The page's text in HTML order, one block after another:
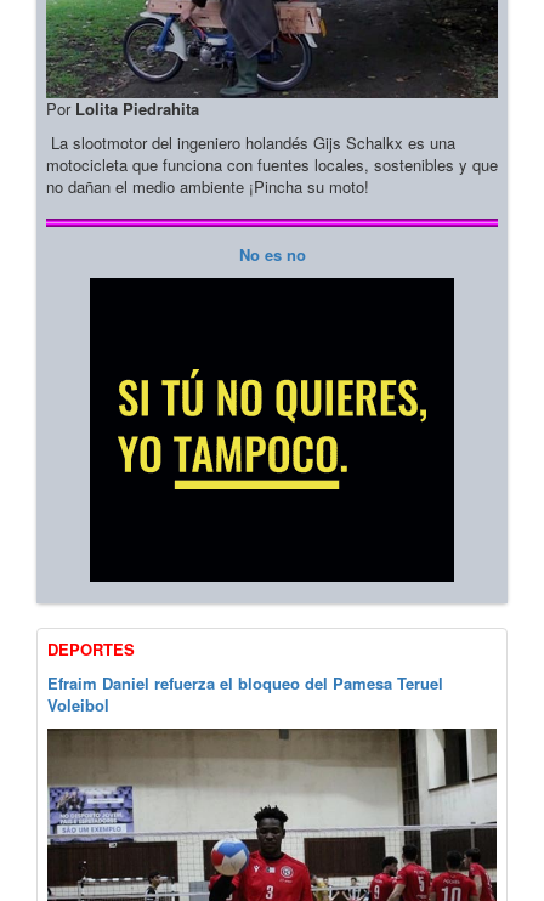
Por Lolita Piedrahita
La slootmotor del ingeniero holandés Gijs Schalkx es una
motocicleta que funciona con fuentes locales, sostenibles y que
no dañan el medio ambiente ¡Pincha su moto!
No es no
DEPORTES
Efraim Daniel refuerza el bloqueo del Pamesa Teruel
Voleibol